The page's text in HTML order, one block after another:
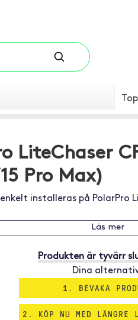
LiteChaser
Pro Max)
installeras på PolarPro
Läs mer
Produkten är tyvärr
Dina
1. BEVAKA
2. KÖP NU MED LÄNGRE